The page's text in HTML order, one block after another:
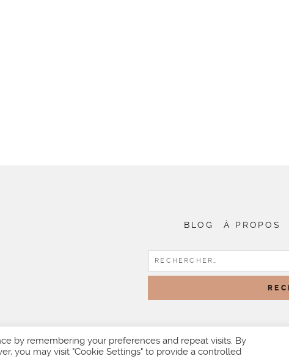
BLOG À PROPOS
by remembering your preferences and repeat visits. By
you may visit "Cookie Settings" to provide a controlled